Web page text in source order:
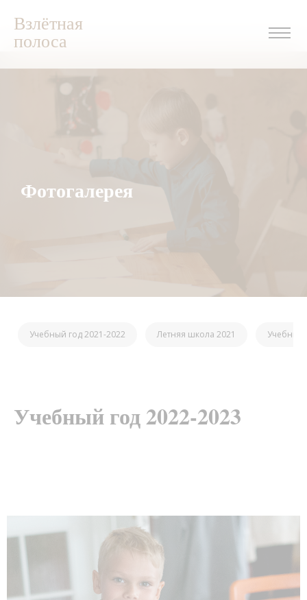
Взлётная
полоса
Фотогалерея
Учебный год 2021-2022 Летняя школа 2021 Учебный
Учебный год 2022-2023